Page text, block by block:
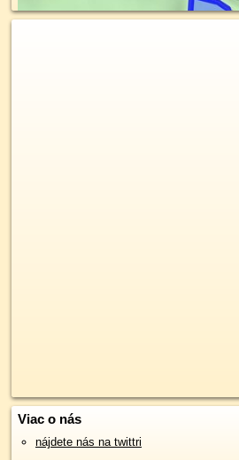
Viac o nás
nájdete nás na twittri